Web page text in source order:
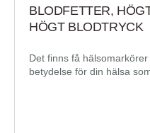
BLODFETTER,
HÖGT BLODTRYCK
Det finns få
betydelse för din hälsa